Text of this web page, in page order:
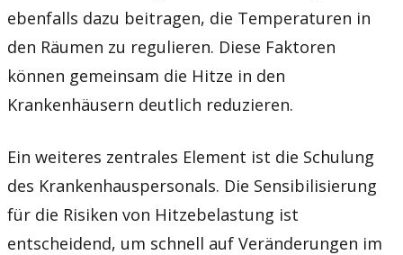
ebenfalls dazu beitragen, die Temperaturen in
den Räumen zu regulieren. Diese Faktoren
können gemeinsam die Hitze in den
Krankenhäusern deutlich reduzieren.
Ein weiteres zentrales Element ist die Schulung
des Krankenhauspersonals. Die Sensibilisierung
für die Risiken von Hitzebelastung ist
entscheidend, um schnell auf Veränderungen im